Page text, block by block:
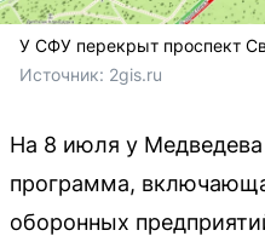
У СФУ перекрыт проспект
Источник: 2gis.ru
На 8 июля у Медведева
программа,
оборонных